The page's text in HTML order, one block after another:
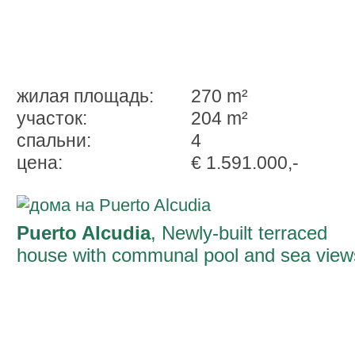
жилая площадь:
270 m²
участок:
204 m²
спальни:
4
ценa:
€ 1.591.000,-
Puerto Alcudia, Newly-built terraced
house with communal pool and sea